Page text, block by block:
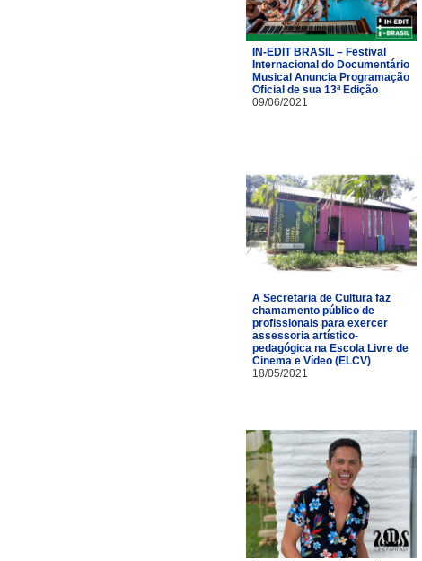
IN-EDIT BRASIL – Festival
Internacional do Documentário
Musical Anuncia Programação
Oficial de sua 13ª Edição
09/06/2021
A Secretaria de Cultura faz
chamamento público de
profissionais para exercer
assessoria artístico-
pedagógica na Escola Livre de
Cinema e Vídeo (ELCV)
18/05/2021